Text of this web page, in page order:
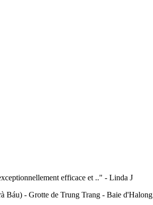
efficace et .." - Linda J
Báu) - Grotte de Trung Trang - Baie d'Halong